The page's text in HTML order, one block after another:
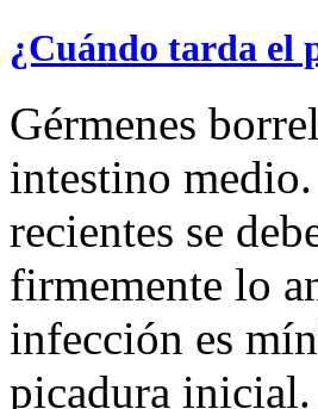
¿Cuándo tarda el
Gérmenes
intestino
recientes se
firmemente lo
infección es
picadura